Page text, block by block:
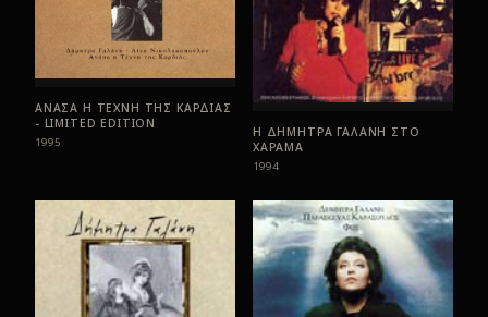
ΑΝΑΣΑ Η ΤΕΧΝΗ ΤΗΣ ΚΑΡΔΙΑΣ
- LIMITED EDITION
1995
Η ΔΗΜΗΤΡΑ ΓΑΛΑΝΗ ΣΤΟ
ΧΑΡΑΜΑ
1994